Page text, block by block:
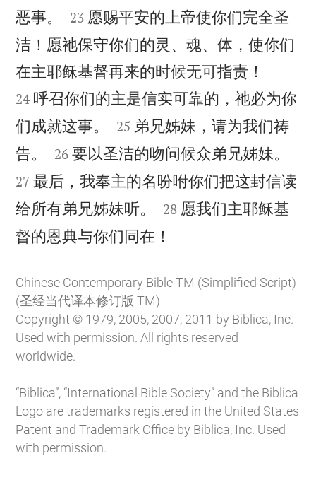
恶事。


23 愿赐平安的上帝使你们完全圣
洁！愿祂保守你们的灵、魂、体，使你们
在主耶稣基督再来的时候无可指责！
24 呼召你们的主是信实可靠的，祂必为你
们成就这事。


25 弟兄姊妹，请为我们祷
告。


26 要以圣洁的吻问候众弟兄姊妹。
27 最后，我奉主的名吩咐你们把这封信读
给所有弟兄姊妹听。


28 愿我们主耶稣基
督的恩典与你们同在！
Chinese Contemporary Bible TM (Simplified Script)
(圣经当代译本修订版 TM)
Copyright © 1979, 2005, 2007, 2011 by Biblica, Inc.
Used with permission. All rights reserved
worldwide.
“Biblica”, “International Bible Society” and the Biblica
Logo are trademarks registered in the United States
Patent and Trademark Office by Biblica, Inc. Used
with permission.